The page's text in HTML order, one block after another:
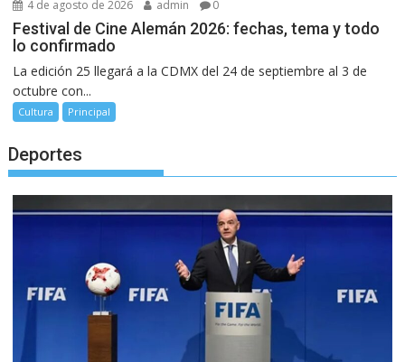
4 de agosto de 2026 admin 0
Festival de Cine Alemán 2026: fechas, tema y todo
lo confirmado
La edición 25 llegará a la CDMX del 24 de septiembre al 3 de
octubre con...
Cultura Principal
Deportes